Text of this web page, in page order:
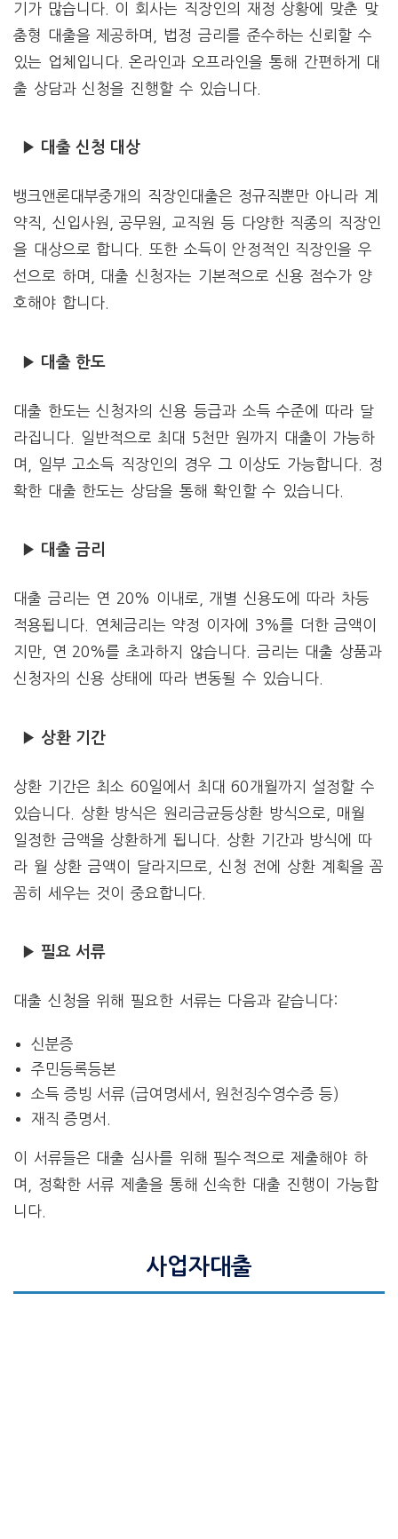
기가 많습니다. 이 회사는 직장인의 재정 상황에 맞춘 맞
춤형 대출을 제공하며, 법정 금리를 준수하는 신뢰할 수
있는 업체입니다. 온라인과 오프라인을 통해 간편하게 대
출 상담과 신청을 진행할 수 있습니다.
▶ 대출 신청 대상
뱅크앤론대부중개의 직장인대출은 정규직뿐만 아니라 계
약직, 신입사원, 공무원, 교직원 등 다양한 직종의 직장인
을 대상으로 합니다. 또한 소득이 안정적인 직장인을 우
선으로 하며, 대출 신청자는 기본적으로 신용 점수가 양
호해야 합니다.
▶ 대출 한도
대출 한도는 신청자의 신용 등급과 소득 수준에 따라 달
라집니다. 일반적으로 최대 5천만 원까지 대출이 가능하
며, 일부 고소득 직장인의 경우 그 이상도 가능합니다. 정
확한 대출 한도는 상담을 통해 확인할 수 있습니다.
▶ 대출 금리
대출 금리는 연 20% 이내로, 개별 신용도에 따라 차등
적용됩니다. 연체금리는 약정 이자에 3%를 더한 금액이
지만, 연 20%를 초과하지 않습니다. 금리는 대출 상품과
신청자의 신용 상태에 따라 변동될 수 있습니다.
▶ 상환 기간
상환 기간은 최소 60일에서 최대 60개월까지 설정할 수
있습니다. 상환 방식은 원리금균등상환 방식으로, 매월
일정한 금액을 상환하게 됩니다. 상환 기간과 방식에 따
라 월 상환 금액이 달라지므로, 신청 전에 상환 계획을 꼼
꼼히 세우는 것이 중요합니다.
▶ 필요 서류
대출 신청을 위해 필요한 서류는 다음과 같습니다:
신분증
주민등록등본
소득 증빙 서류 (급여명세서, 원천징수영수증 등)
재직 증명서.
이 서류들은 대출 심사를 위해 필수적으로 제출해야 하
며, 정확한 서류 제출을 통해 신속한 대출 진행이 가능합
니다.
사업자대출